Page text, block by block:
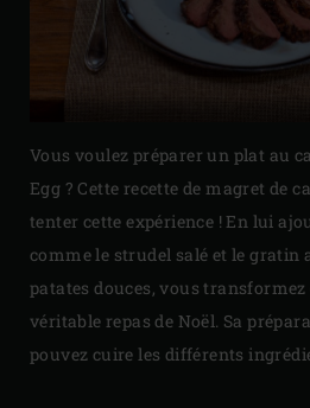
Vous voulez préparer un plat au
Egg ? Cette recette de magret de
tenter cette expérience ! En lui
comme le strudel salé et le gratin
patates douces, vous
véritable repas de Noël. Sa
pouvez cuire les différents